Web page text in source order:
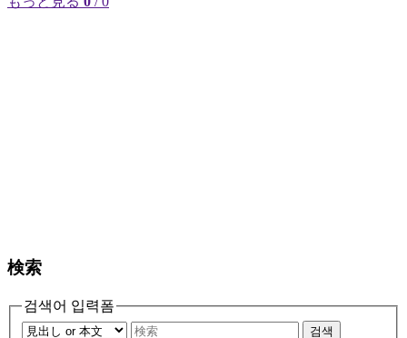
検索
검색어 입력폼
검색